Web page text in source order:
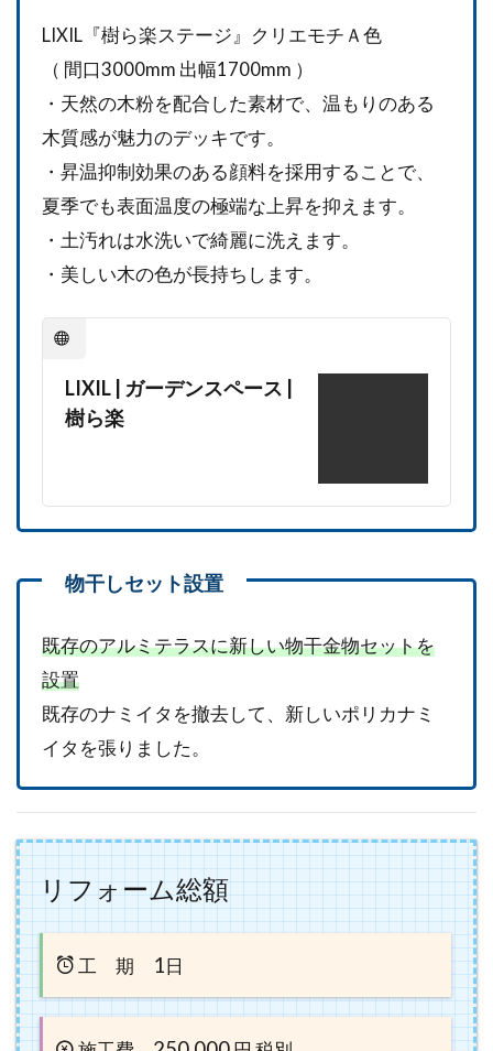
LIXIL『樹ら楽ステージ』クリエモチＡ色
（ 間口3000mm 出幅1700mm ）
・天然の木粉を配合した素材で、温もりのある
木質感が魅力のデッキです。
・昇温抑制効果のある顔料を採用することで、
夏季でも表面温度の極端な上昇を抑えます。
・土汚れは水洗いで綺麗に洗えます。
・美しい木の色が長持ちします。
LIXIL | ガーデンスペース |
樹ら楽
既存のアルミテラスに新しい物干金物セットを
設置
既存のナミイタを撤去して、新しいポリカナミ
イタを張りました。
リフォーム総額
工 期 1日